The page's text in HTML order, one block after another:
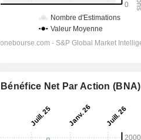
Bénéfice Net Par Action (BNA)